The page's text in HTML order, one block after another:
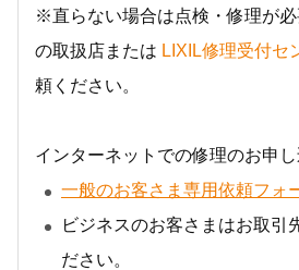
※直らない場合は点検・修理が
の取扱店または LIXIL修理受付セ
頼ください。
インターネットでの修理のお申
一般のお客さま専用依頼フォ
ビジネスのお客さまはお取引
ださい。